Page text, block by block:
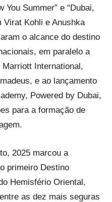
You Summer” e “Dubai,
Virat Kohli e Anushka
o alcance do destino
em paralelo a
International,
e ao lançamento
Powered by Dubai,
para a formação de
2025 marcou a
primeiro Destino
Hemisfério Oriental,
as dez mais seguras